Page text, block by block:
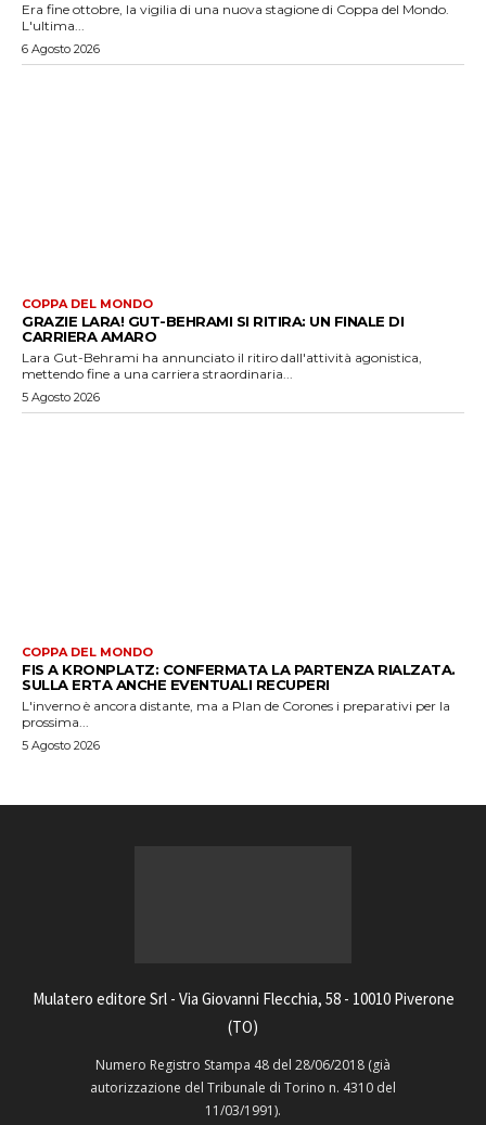
Era fine ottobre, la vigilia di una nuova stagione di Coppa del Mondo.
L'ultima...
6 Agosto 2026
COPPA DEL MONDO
GRAZIE LARA! GUT-BEHRAMI SI RITIRA: UN FINALE DI
CARRIERA AMARO
Lara Gut-Behrami ha annunciato il ritiro dall'attività agonistica,
mettendo fine a una carriera straordinaria...
5 Agosto 2026
COPPA DEL MONDO
FIS A KRONPLATZ: CONFERMATA LA PARTENZA RIALZATA.
SULLA ERTA ANCHE EVENTUALI RECUPERI
L'inverno è ancora distante, ma a Plan de Corones i preparativi per la
prossima...
5 Agosto 2026
Mulatero editore Srl - Via Giovanni Flecchia, 58 - 10010 Piverone
(TO)
Numero Registro Stampa 48 del 28/06/2018 (già
autorizzazione del Tribunale di Torino n. 4310 del
11/03/1991).